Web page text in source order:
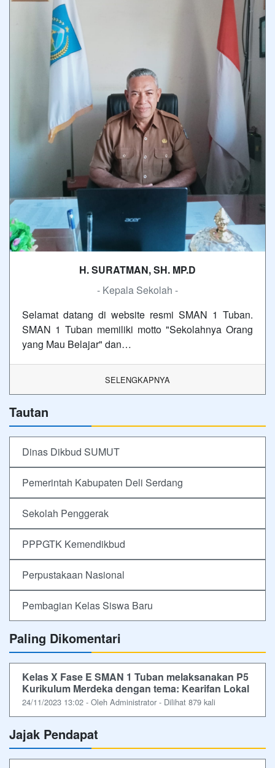
H. SURATMAN, SH. MP.D
- Kepala Sekolah -
Selamat datang di website resmi SMAN 1 Tuban.
SMAN 1 Tuban memiliki motto "Sekolahnya Orang
yang Mau Belajar" dan…
SELENGKAPNYA
Tautan
Dinas Dikbud SUMUT
Pemerintah Kabupaten Deli Serdang
Sekolah Penggerak
PPPGTK Kemendikbud
Perpustakaan Nasional
Pembagian Kelas Siswa Baru
Paling Dikomentari
Kelas X Fase E SMAN 1 Tuban melaksanakan P5
Kurikulum Merdeka dengan tema: Kearifan Lokal
24/11/2023 13:02 - Oleh Administrator - Dilihat 879 kali
Jajak Pendapat